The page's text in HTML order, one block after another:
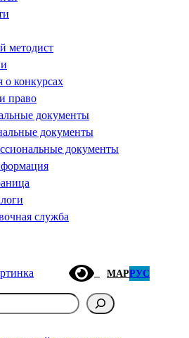
методист
конкурсах
право
документы
документы
документы
служба
МАРРУС